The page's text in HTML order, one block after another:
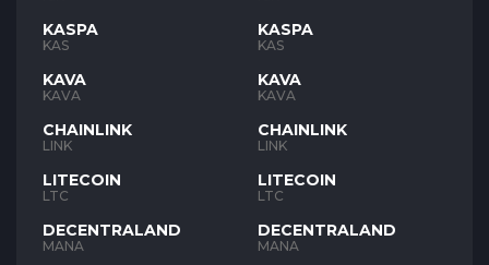
KASPA
KAS
KAVA
KAVA
CHAINLINK
LINK
LITECOIN
LTC
DECENTRALAND
MANA
KASPA
KAS
KAVA
KAVA
CHAINLINK
LINK
LITECOIN
LTC
DECENTRALAND
MANA